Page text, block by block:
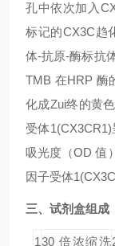
孔中依次加入
标记的CX3C趋
体-抗原-酶标抗
TMB 在HRP 酶
化成Zui终的黄
受体
吸光度（OD 值
因子受体
三、试剂盒组成
130 倍浓缩洗